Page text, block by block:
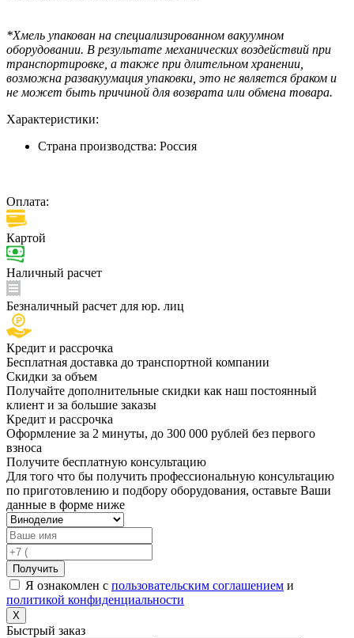
*Хмель упакован на специализированном вакуумном
оборудовании. В результате механических воздействий при
транспортировке, а также при длительном хранении,
возможна развакуумация упаковки, это не является браком и
не может быть причиной для возврата или обмена товара.
Характеристики:
Страна производства: Россия
Оплата:
Картой
Наличный расчет
Безналичный расчет для юр. лиц
Кредит и рассрочка
Бесплатная доставка до транспортной компании
Скидки за объем
Получайте дополнительные скидки как наш постоянный
клиент и за большие заказы
Кредит и рассрочка
Оформление за 2 минуты, до 300 000 рублей без первого
взноса
Получите бесплатную консультацию
Для того что бы получить профессиональную консультацию
по приготовлению и подбору оборудования, оставьте Ваши
данные в форме ниже
Получить
Я ознакомлен с пользовательским соглашением и
политикой конфиденциальности
X
Быстрый заказ